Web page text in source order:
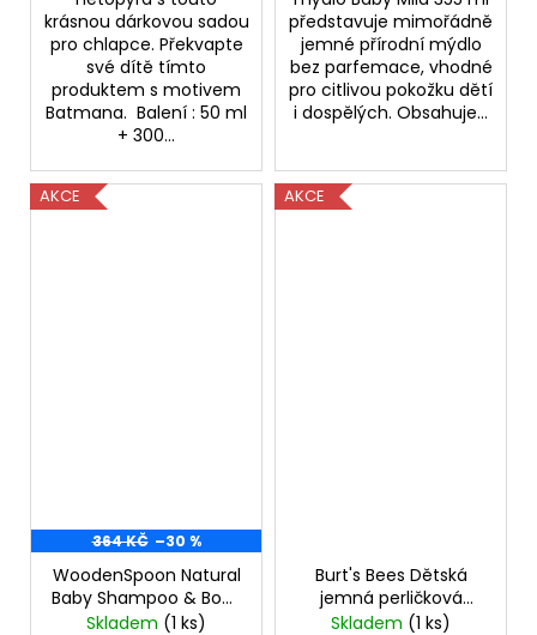
krásnou dárkovou sadou
pro chlapce. Překvapte
své dítě tímto
produktem s motivem
Batmana. Balení : 50 ml
+ 300...
představuje mimořádně
jemné přírodní mýdlo
bez parfemace, vhodné
pro citlivou pokožku dětí
i dospělých. Obsahuje...
AKCE
364 KČ –30 %
WoodenSpoon Natural
Baby Shampoo & Body
Wash 300 ml-
Skladem (1 ks)
AKCE
Burt's Bees Dětská
jemná perličková
koupel 354,8ml
Skladem (1 ks)